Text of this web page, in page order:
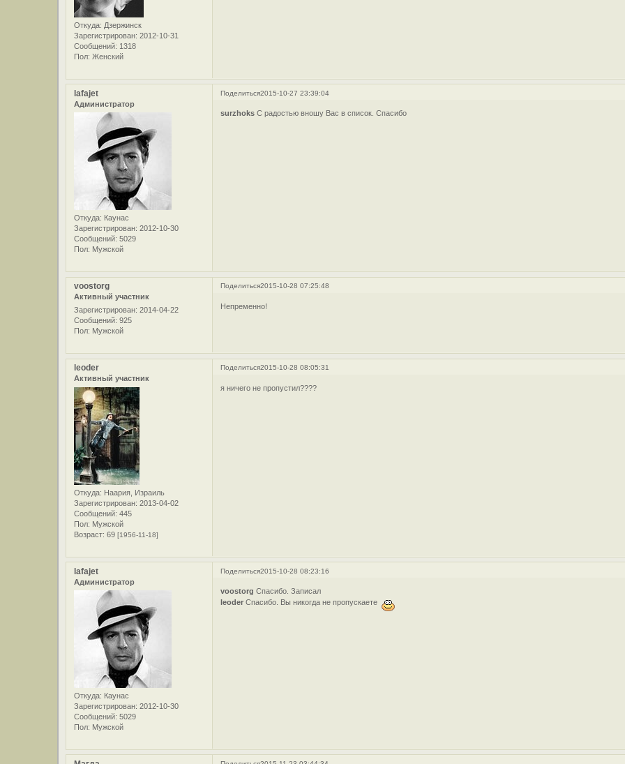
Откуда: Дзержинск
Зарегистрирован: 2012-10-31
Сообщений: 1318
Пол: Женский
Поделиться2015-10-27 23:39:04
lafajet
Администратор
Откуда: Каунас
Зарегистрирован: 2012-10-30
Сообщений: 5029
Пол: Мужской
surzhoks С радостью вношу Вас в список. Спасибо
Поделиться2015-10-28 07:25:48
voostorg
Активный участник
Зарегистрирован: 2014-04-22
Сообщений: 925
Пол: Мужской
Непременно!
Поделиться2015-10-28 08:05:31
leoder
Активный участник
Откуда: Наария, Израиль
Зарегистрирован: 2013-04-02
Сообщений: 445
Пол: Мужской
Возраст: 69[1956-11-18]
я ничего не пропустил????
Поделиться2015-10-28 08:23:16
lafajet
Администратор
Откуда: Каунас
Зарегистрирован: 2012-10-30
Сообщений: 5029
Пол: Мужской
voostorg Спасибо. Записал
leoder Спасибо. Вы никогда не пропускаете